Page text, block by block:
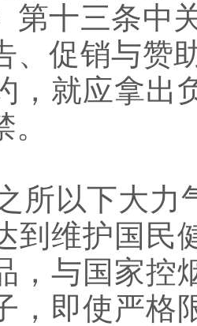
第十三条中
、促销与赞
，就应拿出
以下大力
到维护国民
，与国家控
，即使严格